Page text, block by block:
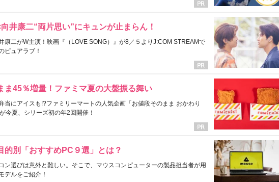
井康二“両片思い”にキュンが止まらん！
康二がW主演！映画『（LOVE SONG）』が8／５よりJ:COM STREAMで
ピュアラブ！
ま45％増量！ファミマ夏の大盤振る舞い
当にアイスも!?ファミリーマートの人気企画「お値段そのまま おかわり
今夏、シリーズ初の年2回開催！
的別「おすすめPC９選」とは？
ン選びは意外と難しい。そこで、マウスコンピューターの製品担当者が用
デルをご紹介！